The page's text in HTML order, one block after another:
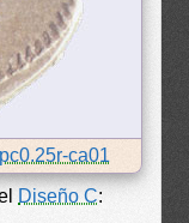
ca01
Diseño C: